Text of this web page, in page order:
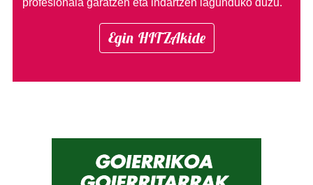
profesionala garatzen eta indartzen lagunduko duzu.
Egin HITZAkide